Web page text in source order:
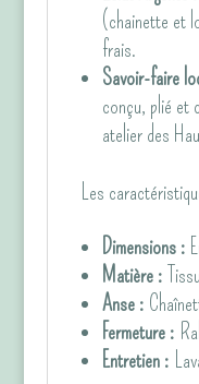
(chainette et
frais.
Savoir-faire
conçu, plié et
atelier des
Les
Dimensions :
Matière :
Anse :
Fermeture :
Entretien :